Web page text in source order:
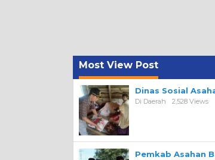
Most View Post
Dinas Sosial
Di Daerah 2,528 Views
Pemkab Asahan